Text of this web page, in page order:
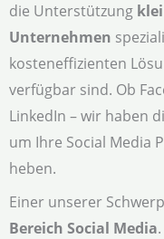
die Unterstützung
Unternehmen
kosteneffizienten
verfügbar sind. Ob
LinkedIn – wir haben
um Ihre Social Media
heben.
Einer unserer
Bereich Social Media